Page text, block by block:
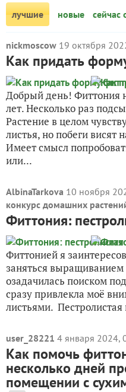
лучшие
новые сейчас
nickmoscow 19 октября
Как придать
Добрый день! Фиттония
лет. Несколько раз
Растение в целом
листья, но побеги висят
Имеет смысл
или...
AlbinaTarkova 10 ноября
конкурс домашних
Фиттония:
Фиттонией я
заняться
озадачилась поиском
сразу привлекла моё
листьями.
user_28221 4 января 2024,
Как помочь
несколько дней
помещении с